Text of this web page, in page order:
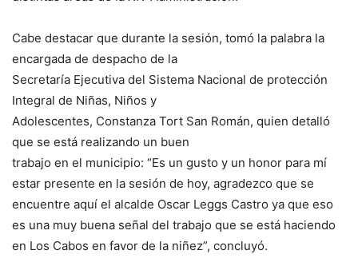
Cabe destacar que durante la sesión, tomó la palabra la
encargada de despacho de la
Secretaría Ejecutiva del Sistema Nacional de protección
Integral de Niñas, Niños y
Adolescentes, Constanza Tort San Román, quien detalló
que se está realizando un buen
trabajo en el municipio: “Es un gusto y un honor para mí
estar presente en la sesión de hoy, agradezco que se
encuentre aquí el alcalde Oscar Leggs Castro ya que eso
es una muy buena señal del trabajo que se está haciendo
en Los Cabos en favor de la niñez”, concluyó.